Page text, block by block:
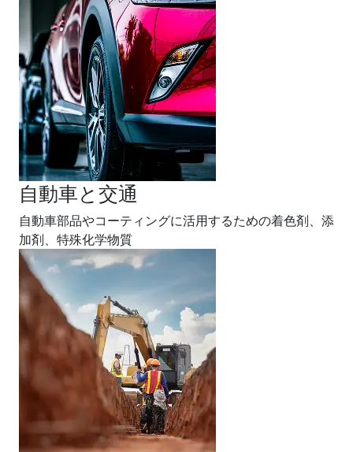
自動車と交通
自動車部品やコーティングに活用するための着色剤、添
加剤、特殊化学物質